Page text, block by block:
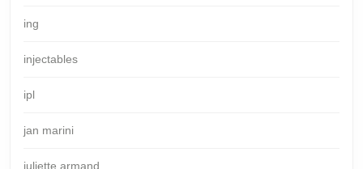
ing
injectables
ipl
jan marini
juliette armand